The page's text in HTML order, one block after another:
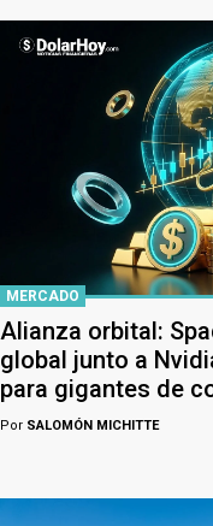
MERCADO
Alianza orbital:
global junto a
para gigantes de
Por SALOMÓN MICHITTE